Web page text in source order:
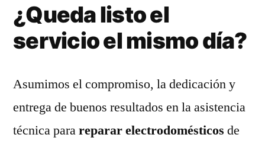
¿Queda listo el
servicio el mismo día?
Asumimos el compromiso, la dedicación y
entrega de buenos resultados en la asistencia
técnica parareparar electrodomésticos de